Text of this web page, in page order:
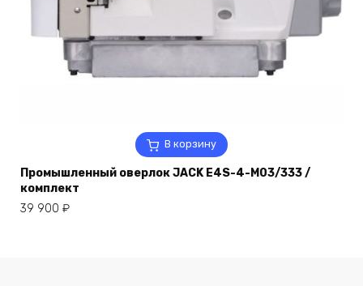
В корзину
Промышленный оверлок JACK E4S-4-M03/333 /
комплект
39 900 ₽